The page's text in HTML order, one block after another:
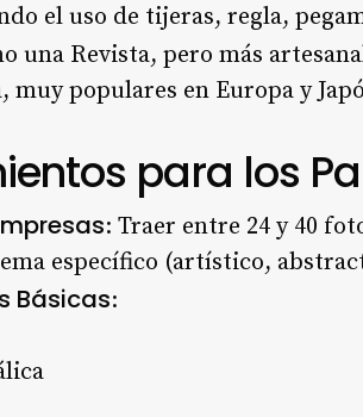
el uso de tijeras, regla,
una Revista, pero más
muy populares en Europa y
para los
: Traer entre 24 y 40
específico (artístico,
Básicas: